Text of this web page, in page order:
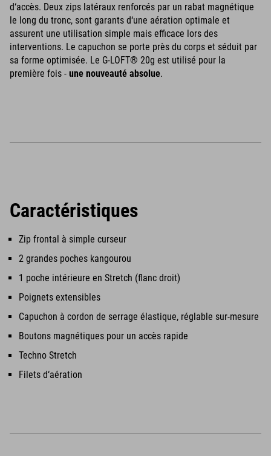
d‘accès. Deux zips latéraux renforcés par un rabat magnétique
le long du tronc, sont garants d‘une aération optimale et
assurent une utilisation simple mais efficace lors des
interventions. Le capuchon se porte près du corps et séduit par
sa forme optimisée. Le G-LOFT® 20g est utilisé pour la
première fois - une nouveauté absolue.
Caractéristiques
Zip frontal à simple curseur
2 grandes poches kangourou
1 poche intérieure en Stretch (flanc droit)
Poignets extensibles
Capuchon à cordon de serrage élastique, réglable sur-mesure
Boutons magnétiques pour un accès rapide
Techno Stretch
Filets d‘aération